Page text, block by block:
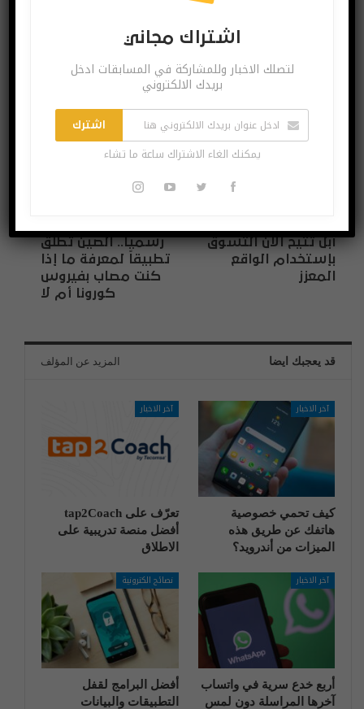
لتصلك الاخبار وللمشاركة في المسابقات ادخل بريدك
الالكتروني
يمكنك الغاء الاشتراك ساعة ما تشاء
آبل تتيح الآن التسوّق
بإستخدام الواقع
المعزز
رسمياً.. الصين تطلق
تطبيقاً لمعرفة ما إذا
كنت مصاب بفيروس
كورونا أم لا
قد يعجبك ايضا المزيد عن المؤلف
آخر الاخبار
كيف تحمي خصوصية
هاتفك عن طريق هذه
الميزات من أندرويد؟
آخر الاخبار
تعرّف على tap2Coach
أفضل منصة تدريبية على
الاطلاق
آخر الاخبار
أربع خدع سرية في واتساب
آخرها المراسلة دون لمس
نصائح الكترونية
أفضل البرامج لقفل
التطبيقات والبيانات
اشتراك مجاني
لتصلك الاخبار وللمشاركة في المسابقات ادخل
بريدك الالكتروني
اشترك
يمكنك الغاء الاشتراك ساعة ما تشاء